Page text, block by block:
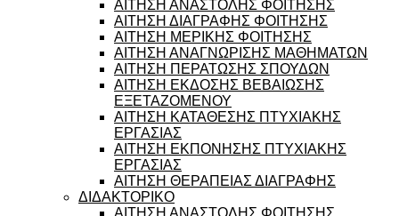
ΑΙΤΗΣΗ ΑΝΑΣΤΟΛΗΣ ΦΟΙΤΗΣΗΣ
ΑΙΤΗΣΗ ΔΙΑΓΡΑΦΗΣ ΦΟΙΤΗΣΗΣ
ΑΙΤΗΣΗ ΜΕΡΙΚΗΣ ΦΟΙΤΗΣΗΣ
ΑΙΤΗΣΗ ΑΝΑΓΝΩΡΙΣΗΣ ΜΑΘΗΜΑΤΩΝ
ΑΙΤΗΣΗ ΠΕΡΑΤΩΣΗΣ ΣΠΟΥΔΩΝ
ΑΙΤΗΣΗ ΕΚΔΟΣΗΣ ΒΕΒΑΙΩΣΗΣ
ΕΞΕΤΑΖΟΜΕΝΟΥ
ΑΙΤΗΣΗ ΚΑΤΑΘΕΣΗΣ ΠΤΥΧΙΑΚΗΣ
ΕΡΓΑΣΙΑΣ
ΑΙΤΗΣΗ ΕΚΠΟΝΗΣΗΣ ΠΤΥΧΙΑΚΗΣ
ΕΡΓΑΣΙΑΣ
ΑΙΤΗΣΗ ΘΕΡΑΠΕΙΑΣ ΔΙΑΓΡΑΦΗΣ
ΔΙΔΑΚΤΟΡΙΚΟ
ΑΙΤΗΣΗ ΑΝΑΣΤΟΛΗΣ ΦΟΙΤΗΣΗΣ